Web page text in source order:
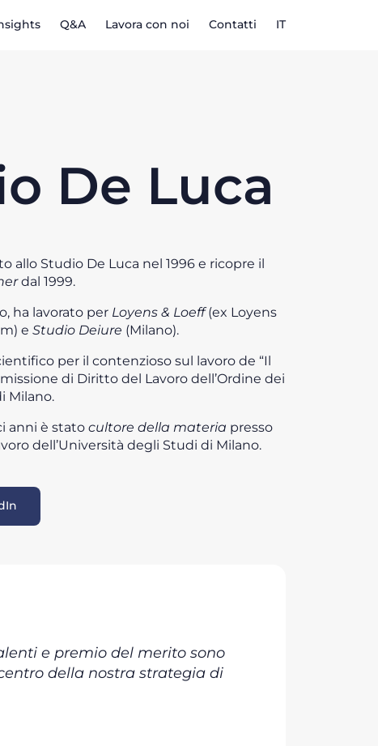
Q&A Lavora con noi Contatti IT
De Luca
allo Studio De Luca nel 1996 e ricopre il
dal 1999.
ha lavorato per Loyens & Loeff(ex Loyens
e Studio Deiure (Milano).
per il contenzioso sul lavoro de “Il
di Diritto del Lavoro dell’Ordine dei
Milano.
anni è stato cultore della materia presso
dell’Università degli Studi di Milano.
e premio del merito sono
della nostra strategia di